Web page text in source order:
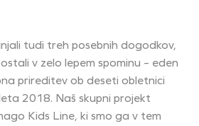
tudi treh posebnih dogodkov,
v zelo lepem spominu – eden
prireditev ob deseti obletnici
2018. Naš skupni projekt
Kids Line, ki smo ga v tem